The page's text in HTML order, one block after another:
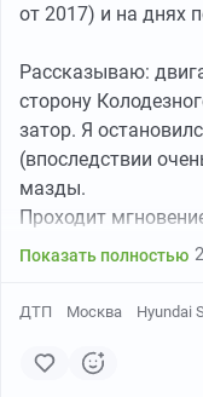
от 2017) и на днях
Рассказываю:
сторону
затор. Я
(впоследствии
мазды.
Проходит
заднюю часть
Показать полностью 2
ДТП Москва Hyundai